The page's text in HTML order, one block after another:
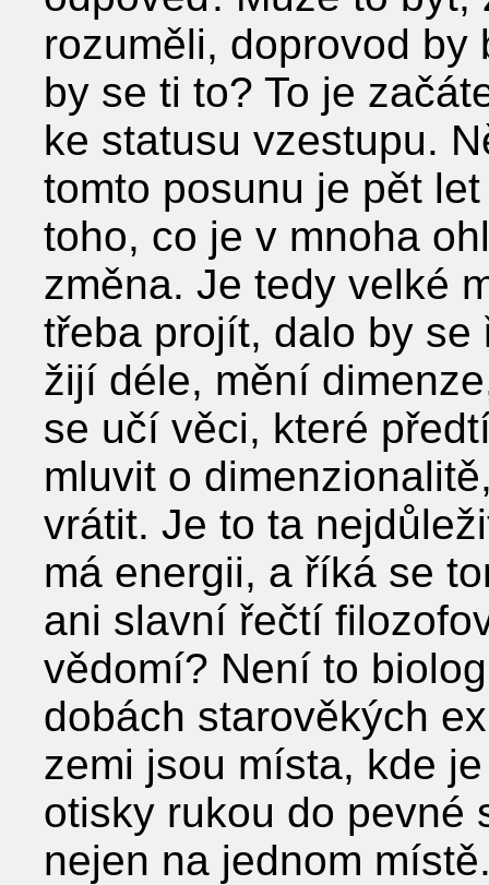
rozuměli, doprovod
by se ti to? To je
ke statusu vzestupu.
tomto posunu je pět
toho, co je v mnoha
změna. Je tedy velké
třeba projít, dalo by
žijí déle, mění
se učí věci, které
mluvit o
vrátit. Je to ta
má energii, a říká se
ani slavní řečtí
vědomí? Není to
dobách starověkých
zemi jsou místa, kde
otisky rukou do pevné
nejen na jednom